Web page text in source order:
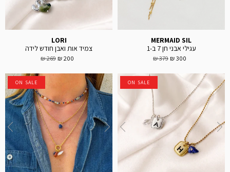
MERMAID SIL
עגילי אבני חן 7 ב-1
300 ₪
379 ₪
LORI
צמיד אות ואבן חודש לידה
200 ₪
269 ₪
ON SALE
ON SALE